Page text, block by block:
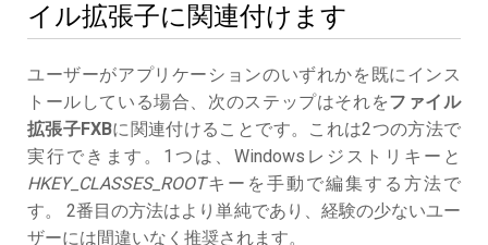
イル拡張子に関連付けます
ユーザーがアプリケーションのいずれかを既にインス
トールしている場合、次のステップはそれをファイル
拡張子FXBに関連付けることです。これは2つの方法で
実行できます。1つは、Windowsレジストリキーと
HKEY_CLASSES_ROOTキーを手動で編集する方法で
す。 2番目の方法はより単純であり、経験の少ないユー
ザーには間違いなく推奨されます。